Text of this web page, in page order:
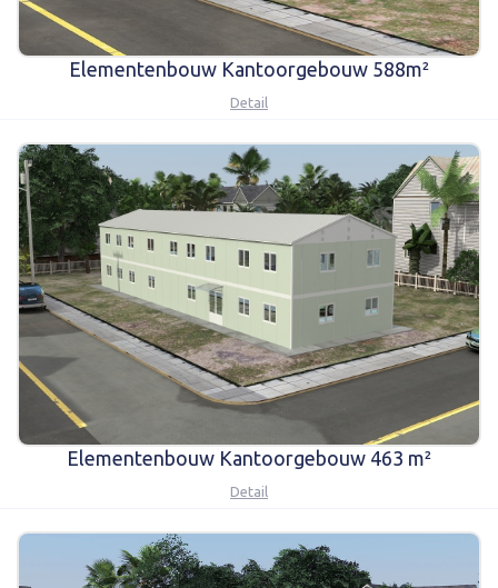
Karmod Suomi Karmod Italia
Karmod საქართველო Karmod Узбекистон
Karmod United States Karmod Portugal
Karmod Magyarország Karmod United Kingdom
Karmod Norge Karmod Canada
Karmod Schweiz
Elementenbouw Kantoorgebouw 588m²
Detail
Elementenbouw Kantoorgebouw 463 m²
Detail